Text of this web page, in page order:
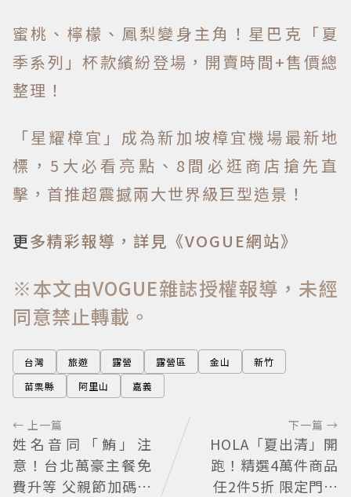
蜜桃、檸檬、鳳梨變身主角！星巴克「夏
季系列」杯款繽紛登場，開賣時間+售價總
整理！
「星耀樟宜」成為新加坡樟宜機場最新地
標，5大必看亮點、8間必逛商店搶先直
擊，首推超震撼兩大世界級巨型造景！
更多精彩報導，詳見《VOGUE網站》
※本文由VOGUE雜誌授權報導，未經
同意禁止轉載。
台灣 旅遊 露營 露營區 金山
新竹
苗栗縣
阿里山 嘉義
← 上一篇
姓名音同「鮪」注
意！台北萬豪主餐免
費升等 父親節加碼鮪
下一篇 →
HOLA「夏出清」開
跑！精選4萬件商品
任2件5折 限定門市